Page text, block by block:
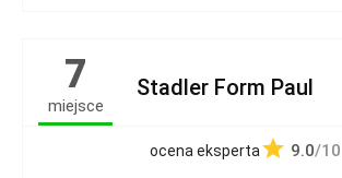
7
miejsce
Stadler Form Paul
ocena eksperta 9.0/10